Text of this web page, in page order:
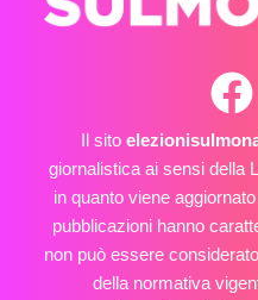
Il sito
giornalistica ai sensi della
in quanto viene
pubblicazioni hanno
non può essere
della normativa